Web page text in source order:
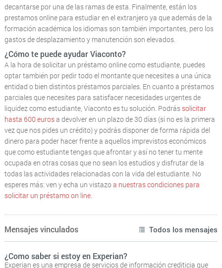
decantarse por una de las ramas de esta. Finalmente, están los
prestamos online para estudiar en el extranjero ya que además de la
formación académica los idiomas son también importantes, pero los
gastos de desplazamiento y manutención son elevados.
¿Cómo te puede ayudar Viaconto?
A la hora de solicitar un préstamo online como estudiante, puedes
optar también por pedir todo el montante que necesites a una única
entidad o bien distintos préstamos parciales. En cuanto a préstamos
parciales que necesites para satisfacer necesidades urgentes de
liquidez como estudiante, Viaconto es tu solución. Podrás solicitar
hasta 600 eurosa devolver en un plazo de 30 días (si no es la primera
vez que nos pides un crédito) y podrás disponer de forma rápida del
dinero para poder hacer frente a aquellos imprevistos económicos
que como estudiante tengas que afrontar y así no tener tu mente
ocupada en otras cosas que no sean los estudios y disfrutar de la
todas las actividades relacionadas con la vida del estudiante. No
esperes más: ven y echa un vistazo a nuestras condiciones para
solicitar un préstamo on line.
Mensajes vinculados Todos los mensajes
¿Como saber si estoy en Experian?
Experian es una empresa de servicios de información crediticia que